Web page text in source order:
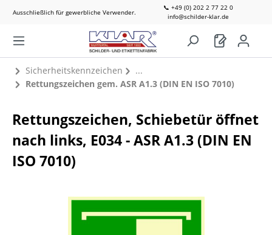
Ausschließlich für gewerbliche Verwender.
📞 +49 (0) 202 2 77 22 0
info@schilder-klar.de
Sicherheitskennzeichen
Rettungszeichen gem. ASR A1.3 (DIN EN ISO 7010)
Rettungszeichen, Schiebetür öffnet
nach links, E034 - ASR A1.3 (DIN EN
ISO 7010)